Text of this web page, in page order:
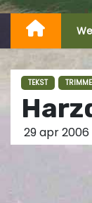
t
n
TEKST
29 apr 2006